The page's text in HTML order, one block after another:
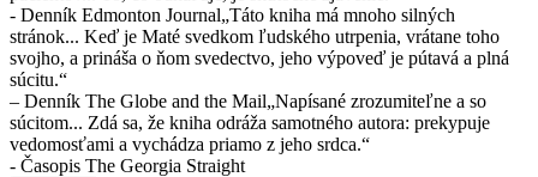
- Denník Edmonton Journal„Táto kniha má mnoho silných
stránok... Keď je Maté svedkom ľudského utrpenia, vrátane toho
svojho, a prináša o ňom svedectvo, jeho výpoveď je pútavá a plná
súcitu.“
– Denník The Globe and the Mail„Napísané zrozumiteľne a so
súcitom... Zdá sa, že kniha odráža samotného autora: prekypuje
vedomosťami a vychádza priamo z jeho srdca.“
- Časopis The Georgia Straight